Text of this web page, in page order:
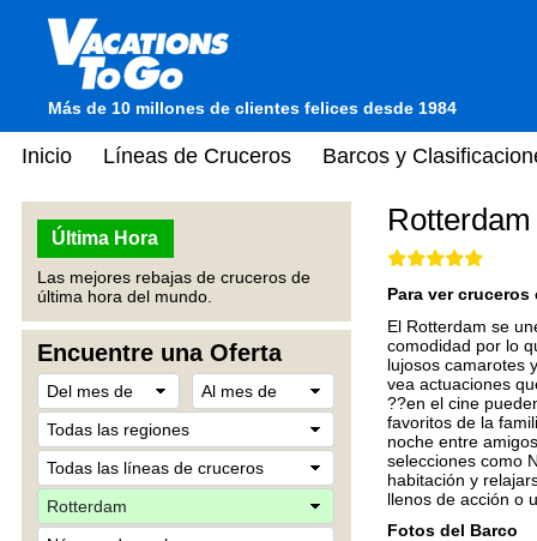
Más de 10 millones de clientes felices desde 1984
Inicio Líneas de Cruceros Barcos y
Última Hora
Las mejores rebajas de cruceros de
última hora del mundo.
Encuentre una Oferta
Rotterdam
Para ver
El Rotterdam se
comodidad por lo
lujosos camarotes
vea actuaciones
??en el cine
favoritos de la
noche entre
selecciones como
habitación y
llenos de acción o
Fotos del Barco